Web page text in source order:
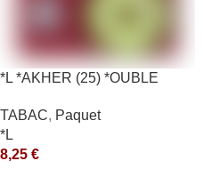
*L *AKHER (25) *OUBLE
TABAC, Paquet
*L
8,25 €